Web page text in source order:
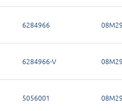
6284966
6284966-V
5056001